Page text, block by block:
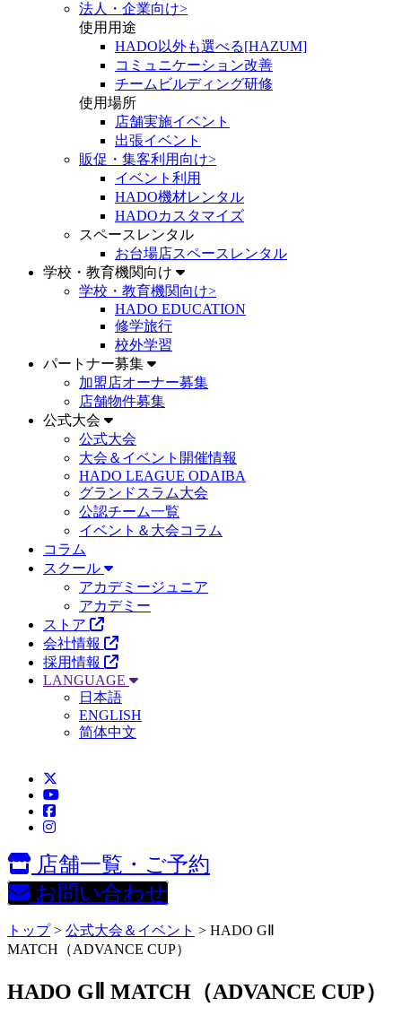
法人・企業向け>
使用用途
HADO以外も選べる[HAZUM]
コミュニケーション改善
チームビルディング研修
使用場所
店舗実施イベント
出張イベント
販促・集客利用向け>
イベント利用
HADO機材レンタル
HADOカスタマイズ
スペースレンタル
お台場店スペースレンタル
学校・教育機関向け
学校・教育機関向け>
HADO EDUCATION
修学旅行
校外学習
パートナー募集
加盟店オーナー募集
店舗物件募集
公式大会
公式大会
大会＆イベント開催情報
HADO LEAGUE ODAIBA
グランドスラム大会
公認チーム一覧
イベント＆大会コラム
コラム
スクール
アカデミージュニア
アカデミー
ストア
会社情報
採用情報
LANGUAGE
日本語
ENGLISH
简体中文
店舗一覧・ご予約
お問い合わせ
トップ> 公式大会＆イベント > HADO GⅡ
MATCH（ADVANCE CUP）
HADO GⅡ MATCH（ADVANCE CUP）